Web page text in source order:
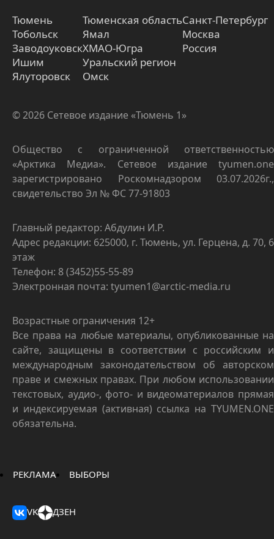
Тюмень
Тобольск
Заводоуковск
Ишим
Ялуторовск
Тюменская область
Ямал
ХМАО-Югра
Уральский регион
Омск
Санкт-Петербург
Москва
Россия
© 2026 Сетевое издание «Тюмень 1»
Общество с ограниченной ответственностью
«Арктика Медиа». Сетевое издание tyumen.one
зарегистрировано Роскомнадзором 03.07.2026г.,
свидетельство Эл № ФС 77-91803
Главный редактор: Абдулин И.Р.
Адрес редакции: 625000, г. Тюмень, ул. Герцена, д. 70, 6
этаж
Телефон: 8 (3452)55-55-89
Электронная почта: tyumen1@arctic-media.ru
Возрастные ограничения 12+
Все права на любые материалы, опубликованные на
сайте, защищены в соответствии с российским и
международным законодательством об авторском
праве и смежных правах. При любом использовании
текстовых, аудио-, фото- и видеоматериалов прямая
и индексируемая (активная) ссылка на TYUMEN.ONE
обязательна.
РЕКЛАМА ВЫБОРЫ
VK ДЗЕН